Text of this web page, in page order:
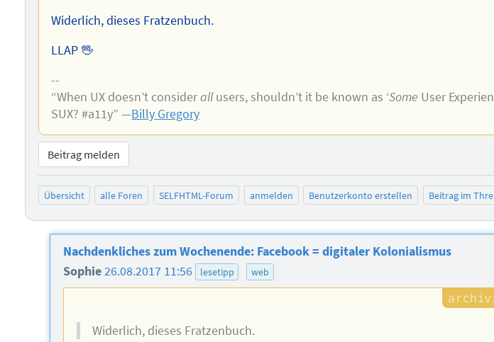
Widerlich, dieses Fratzenbuch.
LLAP 🖖
--
“When UX doesn’t considerallusers, shouldn’t it be known as ‘Some User
SUX? #a11y” —Billy Gregory
Beitrag melden
Übersicht alle Foren SELFHTML-Forum anmelden Benutzerkonto erstellen Beitrag im
Nachdenkliches zum Wochenende: Facebook = digitaler Kolonialismus
Sophie26.08.2017 11:56 lesetipp web
Widerlich, dieses Fratzenbuch.